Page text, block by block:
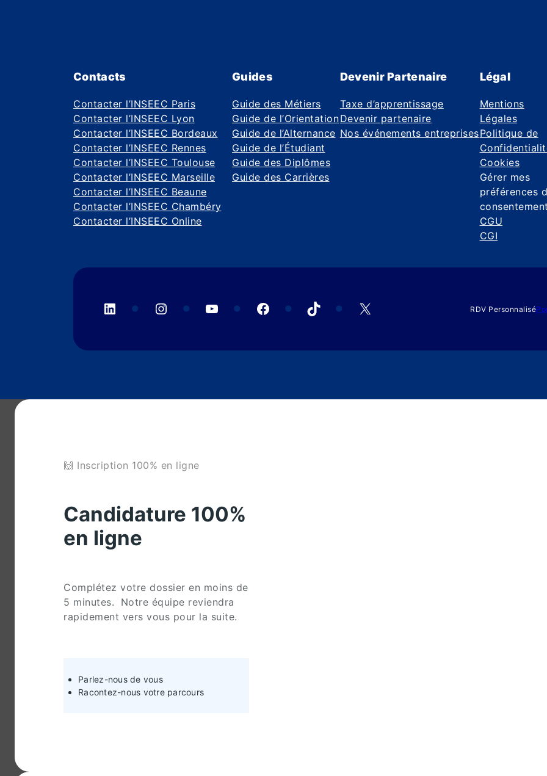
Contacts
Contacter l’INSEEC Paris
Contacter l’INSEEC Lyon
Contacter l’INSEEC Bordeaux
Contacter l’INSEEC Rennes
Contacter l’INSEEC Toulouse
Contacter l’INSEEC Marseille
Contacter l’INSEEC Beaune
Contacter l’INSEEC Chambéry
Contacter l’INSEEC Online
Guides
Guide des Métiers
Guide de l’Orientation
Guide de l’Alternance
Guide de l’Étudiant
Guide des Diplômes
Guide des Carrières
Devenir Partenaire
Taxe d’apprentissage
Devenir partenaire
Nos événements entreprises
Légal
Mentions
Légales
Politique de
Cookies
Gérer mes
préférences
consentement
CGU
CGI
LinkedInInstagramYouTubeFacebookTikTok X RDV Personnalisé
🙌 Inscription 100% en ligne
Candidature 100%
en ligne
Complétez votre dossier en moins de
5 minutes. Notre équipe reviendra
rapidement vers vous pour la suite.
Parlez-nous de vous
Racontez-nous votre parcours